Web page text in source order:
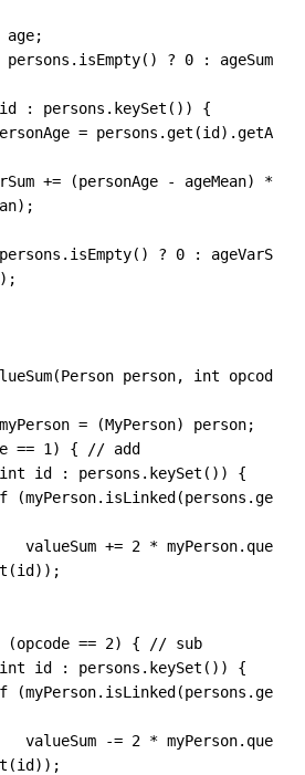
? 0 : ageSum
{
= persons.get(id).getA
(personAge - ageMean) *
? 0 : ageVarS
person, int opcod
= (MyPerson) person;
1) { // add
{
2 * myPerson.que
== 2) { // sub
{
2 * myPerson.que